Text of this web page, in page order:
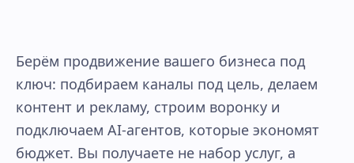
Берём продвижение вашего бизнеса под
ключ: подбираем каналы под цель, делаем
контент и рекламу, строим воронку и
подключаем AI-агентов, которые экономят
бюджет. Вы получаете не набор услуг, а